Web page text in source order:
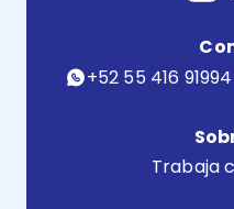
+52 55 416 91994
Trabaja